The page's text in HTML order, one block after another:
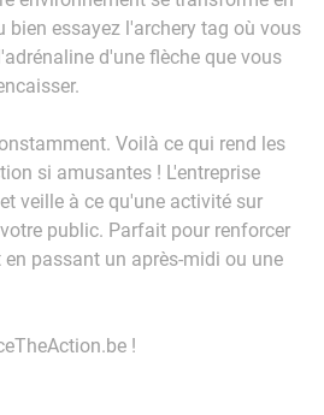
bien essayez l'archery tag où vous
d'une flèche que vous
Voilà ce qui rend les
si amusantes ! L'entreprise
veille à ce qu'une activité sur
public. Parfait pour renforcer
passant un après-midi ou une
!